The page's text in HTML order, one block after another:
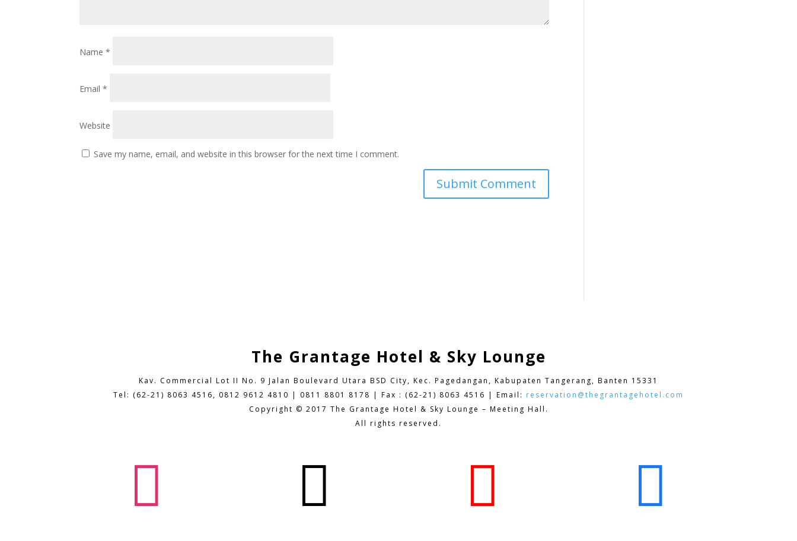
Name*
Email*
Website
Save my name, email, and website in this browser for the next time I comment.
The Grantage Hotel & Sky Lounge
Kav. Commercial Lot II No. 9 Jalan Boulevard Utara BSD City, Kec. Pagedangan, Kabupaten Tangerang, Banten 15331
Tel: (62-21) 8063 4516, 0812 9612 4810 | 0811 8801 8178 | Fax : (62-21) 8063 4516 | Email: reservation@thegrantagehotel.com
Copyright © 2017 The Grantage Hotel & Sky Lounge – Meeting Hall.
All rights reserved.
   